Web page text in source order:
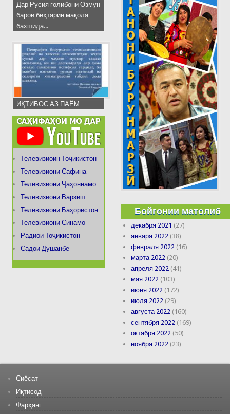
Дар Русия ғолибони Озмун
барои беҳтарин мақола
бахшида...
ИҚТИБОС АЗ ПАЁМ
Телевизиоин Тоҷикистон
Телевизиони Сафина
Телевизиони Ҷаҳоннамо
Телевизиони Варзиш
Телевизиони Баҳористон
Телевизиони Синамо
Радиои Тоҷикистон
Садои Душанбе
Бойгонии матолиб
декабря 2021 (27)
января 2022 (38)
февраля 2022 (16)
марта 2022 (20)
апреля 2022 (41)
мая 2022 (103)
июня 2022 (172)
июля 2022 (29)
августа 2022 (160)
сентября 2022 (169)
октября 2022 (50)
ноября 2022 (23)
Сиёсат
Иқтисод
Фарҳанг